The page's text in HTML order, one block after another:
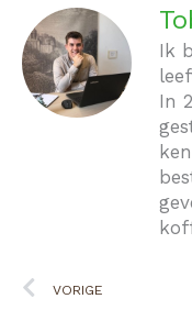
Ik
In
Vorige
VORIGE